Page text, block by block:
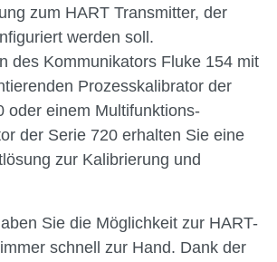
zum HART Transmitter, der
werden soll.
des Kommunikators Fluke 154 mit
Prozesskalibrator der
oder einem Multifunktions-
der Serie 720 erhalten Sie eine
zur Kalibrierung und
Sie die Möglichkeit zur HART-
schnell zur Hand. Dank der